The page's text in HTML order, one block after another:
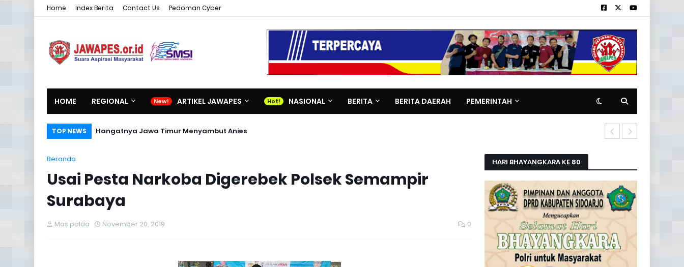
Home Index Berita Contact Us Pedoman Cyber
HOME REGIONAL ARTIKEL JAWAPES NASIONAL BERITA BERITA DAERAH PEMERINTAH
TOP NEWS Hangatnya Jawa Timur Menyambut Anies
Beranda
Usai Pesta Narkoba Digerebek Polsek Semampir
Surabaya
Mas polda November 20, 2019 0
HARI BHAYANGKARA KE 80